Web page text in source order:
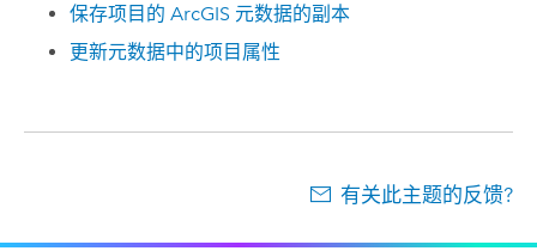
保存项目的 ArcGIS 元数据的副本
更新元数据中的项目属性
有关此主题的反馈?